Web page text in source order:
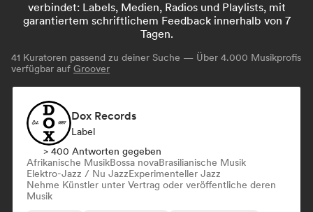
verbindet: Labels, Medien, Radios und Playlists, mit
garantiertem schriftlichem Feedback innerhalb von 7
Tagen.
41 Kuratoren passend zu deiner Suche — Über 4.000 Musikprofis
verfügbar auf Groover
Dox Records
Label
> 400 Antworten gegeben
Afrikanische MusikBossa novaBrasilianische Musik
Elektro-Jazz / Nu JazzExperimenteller Jazz
Nehme Künstler unter Vertrag oder veröffentliche deren
Musik